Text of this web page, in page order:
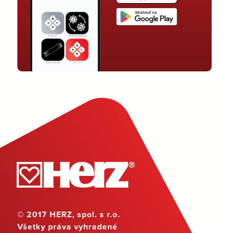
© 2017 HERZ, spol. s r.o.
Všetky práva vyhradené